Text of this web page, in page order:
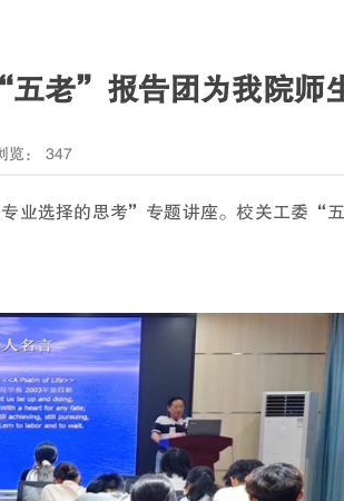
老”报告团为我院师
览： 347
业选择的思考”专题讲座。校关工委“